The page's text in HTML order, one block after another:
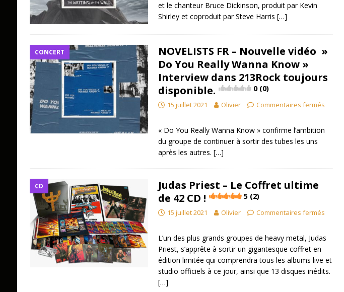
et le chanteur Bruce Dickinson, produit par Kevin
Shirley et coproduit par Steve Harris […]
CONCERT
NOVELISTS FR – Nouvelle vidéo »
Do You Really Wanna Know »
Interview dans 213Rock toujours
disponible.
0 (0)
15 juillet 2021 Olivier Commentaires fermés
« Do You Really Wanna Know » confirme l’ambition
du groupe de continuer à sortir des tubes les uns
après les autres. […]
CD
Judas Priest – Le Coffret ultime
de 42 CD !
5 (2)
15 juillet 2021 Olivier Commentaires fermés
L’un des plus grands groupes de heavy metal, Judas
Priest, s’apprête à sortir un gigantesque coffret en
édition limitée qui comprendra tous les albums live et
studio officiels à ce jour, ainsi que 13 disques inédits.
[…]